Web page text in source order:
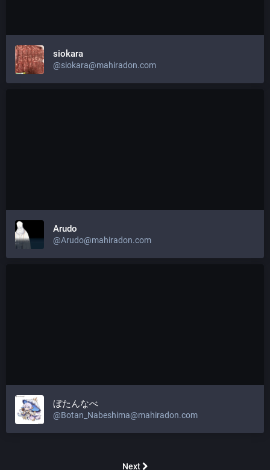
siokara
@siokara@mahiradon.com
Arudo
@Arudo@mahiradon.com
ぼたんなべ
@Botan_Nabeshima@mahiradon.com
Next